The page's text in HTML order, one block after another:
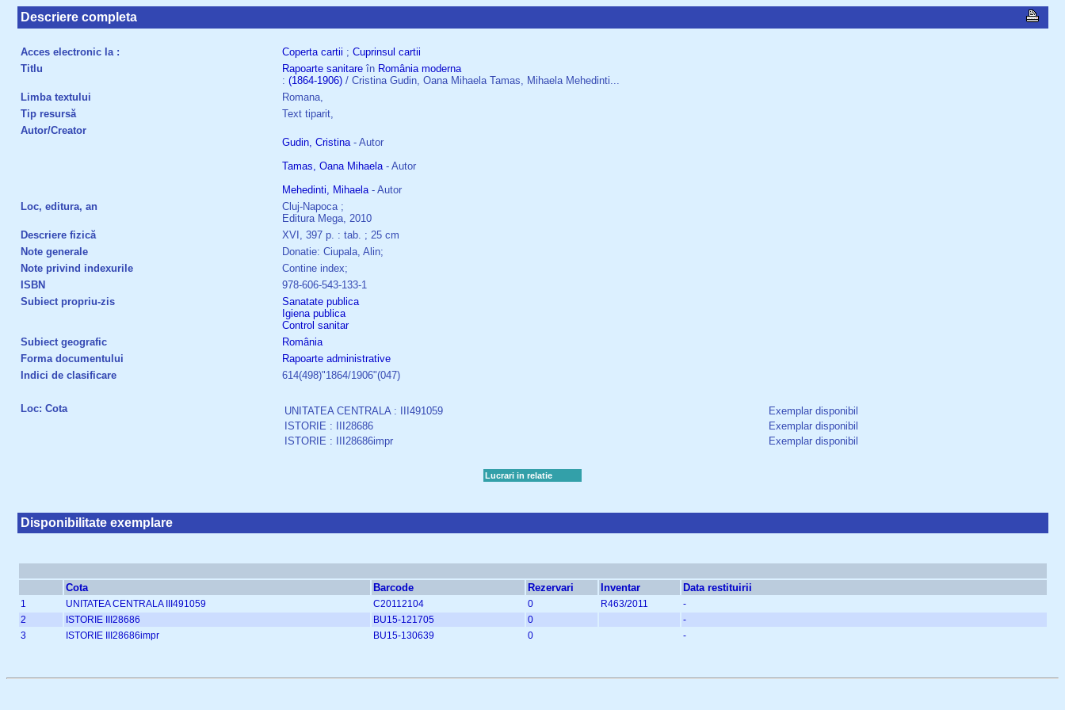
Descriere completa
Acces electronic la : Coperta cartii ; Cuprinsul cartii
Titlu
Rapoarte sanitareîn România moderna
: (1864-1906)/ Cristina Gudin, Oana Mihaela Tamas, Mihaela Mehedinti...
Limba textului
Romana,
Tip resursă
Text tiparit,
Autor/Creator
Gudin, Cristina- Autor
Tamas, Oana Mihaela- Autor
Mehedinti, Mihaela- Autor
Loc, editura, an
Cluj-Napoca ;
Editura Mega, 2010
Descriere fizică
XVI, 397 p. : tab. ; 25 cm
Note generale
Donatie: Ciupala, Alin;
Note privind indexurile
Contine index;
ISBN
978-606-543-133-1
Subiect propriu-zis
Sanatate publica
Igiena publica
Control sanitar
Subiect geografic
România
Forma documentului
Rapoarte administrative
Indici de clasificare
614(498)"1864/1906"(047)
Loc: Cota UNITATEA CENTRALA : III491059
Exemplar disponibil
ISTORIE : III28686
Exemplar disponibil
ISTORIE : III28686impr
Exemplar disponibil
Lucrari in relatie
Disponibilitate exemplare
Cota Barcode Rezervari Inventar Data restituirii
1 UNITATEA CENTRALA III491059 C20112104 0 R463/2011
-
2
ISTORIE III28686 BU15-121705 0
-
3
ISTORIE III28686impr BU15-130639 0 -